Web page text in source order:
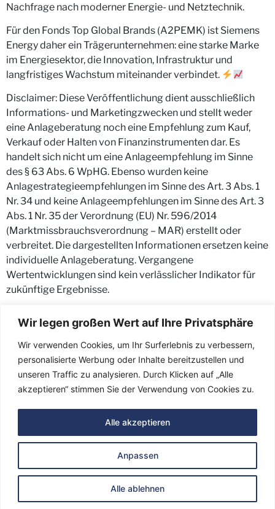
Wir legen großen Wert auf Ihre Privatsphäre
Wir verwenden Cookies, um Ihr Surferlebnis zu verbessern,
personalisierte Werbung oder Inhalte bereitzustellen und
unseren Traffic zu analysieren. Durch Klicken auf „Alle
akzeptieren“ stimmen Sie der Verwendung von Cookies zu.
Anpassen
Alle ablehnen
Alle akzeptieren
Nachfrage nach moderner Energie- und Netztechnik.
Für den Fonds Top Global Brands (A2PEMK) ist Siemens
Energy daher ein Trägerunternehmen: eine starke Marke
im Energiesektor, die Innovation, Infrastruktur und
langfristiges Wachstum miteinander verbindet.
Disclaimer: Diese Veröffentlichung dient ausschließlich
Informations- und Marketingzwecken und stellt weder
eine Anlageberatung noch eine Empfehlung zum Kauf,
Verkauf oder Halten von Finanzinstrumenten dar. Es
handelt sich nicht um eine Anlageempfehlung im Sinne
des § 63 Abs. 6 WpHG. Ebenso wurden keine
Anlagestrategieempfehlungen im Sinne des Art. 3 Abs. 1
Nr. 34 und keine Anlageempfehlungen im Sinne des Art. 3
Abs. 1 Nr. 35 der Verordnung (EU) Nr. 596/2014
(Marktmissbrauchsverordnung – MAR) erstellt oder
verbreitet. Die dargestellten Informationen ersetzen keine
individuelle Anlageberatung. Vergangene
Wertentwicklungen sind kein verlässlicher Indikator für
zukünftige Ergebnisse.
Ein Aktienfonds der
Impressum Datenschutz
Wichtige Hinweise